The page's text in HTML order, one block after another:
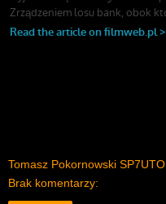
Tomasz Pokornowski SP7UTO
Brak komentarzy: